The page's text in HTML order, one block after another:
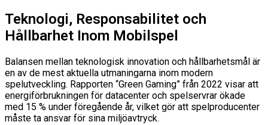
Teknologi, Responsabilitet och
Hållbarhet Inom Mobilspel
Balansen mellan teknologisk innovation och hållbarhetsmål är
en av de mest aktuella utmaningarna inom modern
spelutveckling. Rapporten “Green Gaming” från 2022 visar att
energiförbrukningen för datacenter och spelservrar ökade
med 15 % under föregående år, vilket gör att spelproducenter
måste ta ansvar för sina miljöavtryck.